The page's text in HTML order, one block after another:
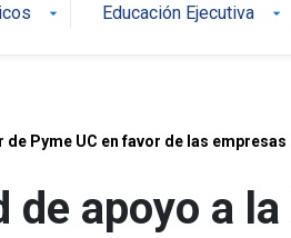
arrow_drop_down Educación Ejecutiva arrow_drop_down
apoyo a